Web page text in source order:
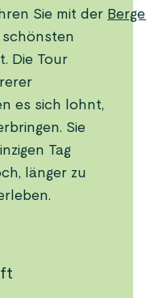
Sie mit der
schönsten
Die Tour
es sich lohnt,
Sie
Tag
länger zu